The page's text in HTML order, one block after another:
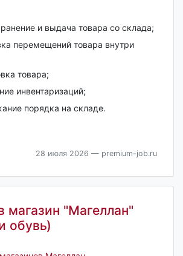
и выдача товара со склада;
перемещений товара внутри
товара;
инвентаризаций;
порядка на складе.
28 июля 2026 — premium-job.ru
магазин "Магеллан"
обувь)